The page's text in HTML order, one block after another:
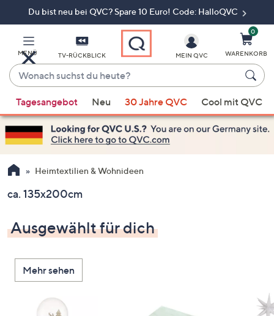
Du bist neu bei QVC? Spare 10 Euro! Code: HalloQVC
MENÜ TV-RÜCKBLICK
Wonach
suchst
du
heute?
Vorschläge
verfügbar
sind,
verwenden
Sie
Pfeiltasten
oben
und
nach
unten
oder
wischen
MEIN QVC
0
WARENKORB
Tagesangebot Neu 30 Jahre QVC Cool mit QVC
Heimtextilien & Wohnideen
ca. 135x200cm
Ausgewählt für dich
Mehr sehen